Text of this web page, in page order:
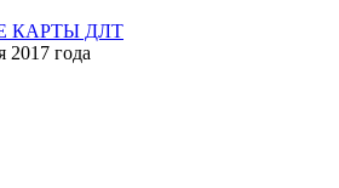
КАРТЫ ДЛТ
2017 года